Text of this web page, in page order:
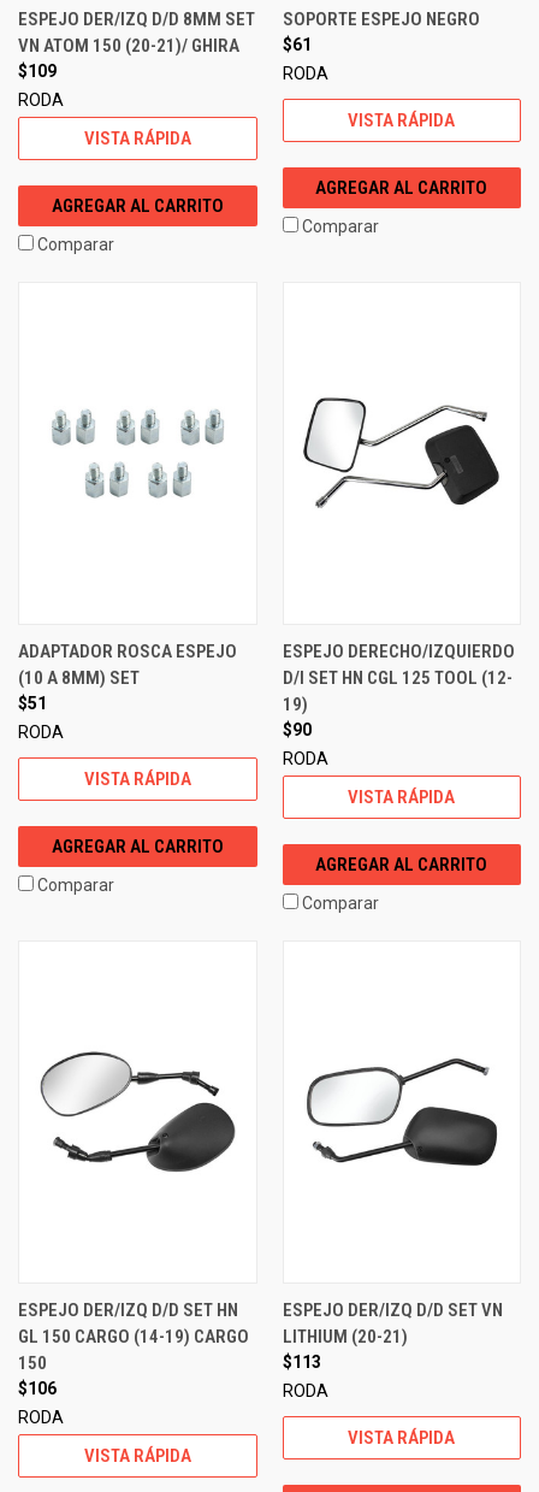
ESPEJO DER/IZQ D/D 8MM SET
VN ATOM 150 (20-21)/ GHIRA
$109
RODA
VISTA RÁPIDA
AGREGAR AL CARRITO
Comparar
SOPORTE ESPEJO NEGRO
$61
RODA
VISTA RÁPIDA
AGREGAR AL CARRITO
Comparar
ADAPTADOR ROSCA ESPEJO
(10 A 8MM) SET
$51
RODA
VISTA RÁPIDA
AGREGAR AL CARRITO
Comparar
ESPEJO DERECHO/IZQUIERDO
D/I SET HN CGL 125 TOOL (12-
19)
$90
RODA
VISTA RÁPIDA
AGREGAR AL CARRITO
Comparar
ESPEJO DER/IZQ D/D SET HN
GL 150 CARGO (14-19) CARGO
150
$106
RODA
VISTA RÁPIDA
ESPEJO DER/IZQ D/D SET VN
LITHIUM (20-21)
$113
RODA
VISTA RÁPIDA